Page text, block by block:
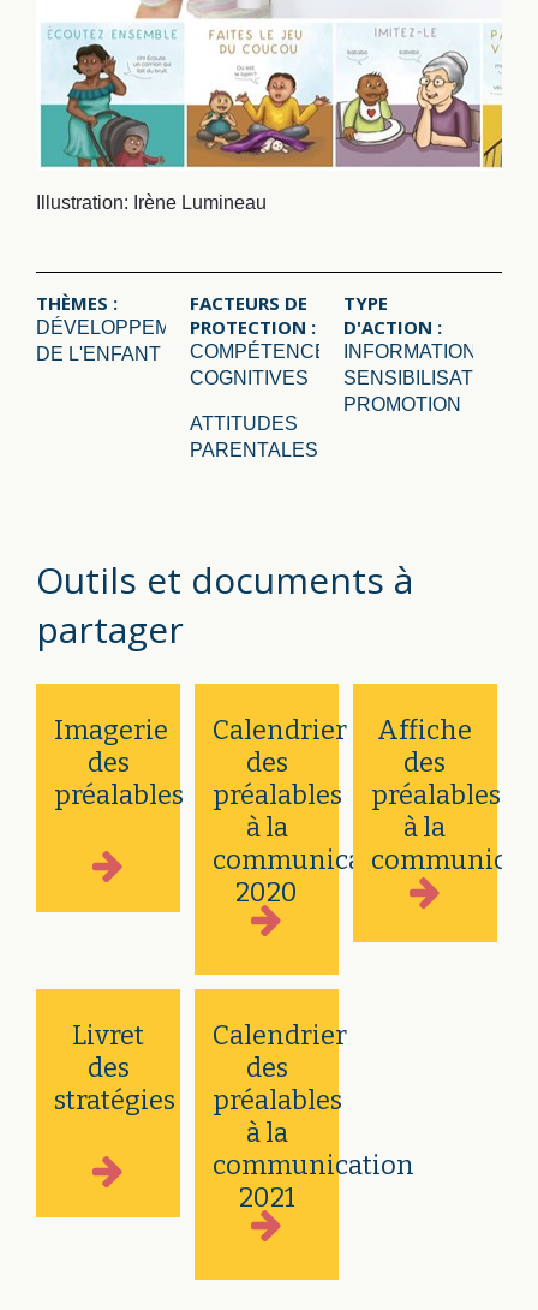
Illustration: Irène Lumineau
THÈMES :
DÉVELOPPEMENT
DE L'ENFANT
FACTEURS DE
PROTECTION :
COMPÉTENCES
COGNITIVES
ATTITUDES
PARENTALES
TYPE
D'ACTION :
INFORMATION,
SENSIBILISATION,
PROMOTION
Outils et documents à
partager
Imagerie
des
préalables
Calendrier
des
préalables
à la
communication
2020
Affiche
des
préalables
à la
Livret
des
stratégies
Calendrier
des
préalables
à la
communication
2021